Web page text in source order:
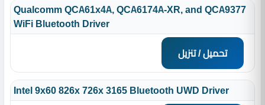
Qualcomm QCA61x4A, QCA6174A-XR, and QCA9377
WiFi Bluetooth Driver
تحميل / تنزيل
Intel 9x60 826x 726x 3165 Bluetooth UWD Driver